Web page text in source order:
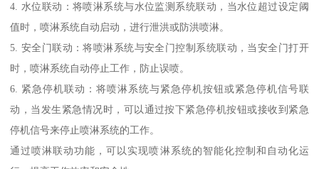
4. 水位联动：将喷淋系统与水位监测系统联动，当水位超过设定阈
值时，喷淋系统自动启动，进行泄洪或防洪喷淋。
5. 安全门联动：将喷淋系统与安全门控制系统联动，当安全门打开
时，喷淋系统自动停止工作，防止误喷。
6. 紧急停机联动：将喷淋系统与紧急停机按钮或紧急停机信号联
动，当发生紧急情况时，可以通过按下紧急停机按钮或接收到紧急
停机信号来停止喷淋系统的工作。
通过喷淋联动功能，可以实现喷淋系统的智能化控制和自动化运